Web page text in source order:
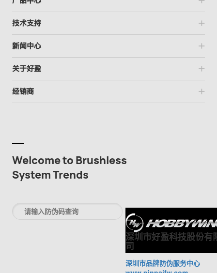
技术支持
新闻中心
关于好盈
经销商
Welcome to Brushless
System Trends
深圳市好盈科技股份有
司
深圳市品牌防伪服务中心